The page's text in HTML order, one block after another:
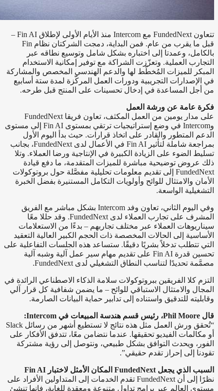
تتعاون FundedNext مع Intercom منذ الأيام الأولى لإطلاق Fin AI –
قبل ما يقرب من عام. فمن البداية، دمجت الشركتان نظام Fin
بالكامل، وعمدتا إلى اختباره بشكل شامل وتوسيع نطاقه عبر
التجارب العملية. وتعزّزت الشراكة مع توفير إمكانية الاستخدام
المبكر للميزات المُخطّط لها والدعم الهندسي المخصص والمشاركة
في الإصدارات التجريبية ودورات العمل المركّزة لمدة ستة أسابيع
من أجل المساعدة في إدخال تحسينات على المنتج قبل طرحه.
فكرة عامة عن ورشة العمل
على مدار يومين من العمل المكثف، تعاون فريقا FundedNext
وIntercom في وضع إستراتيجيات ترتقي بمستوى Fin AI‏ إلى مستوى
الدعم المتطور والقادر على اتخاذ قرارات. حيث بدأ اليوم الأول
بمراجعة شاملة لتأثير Fin AI‏ في الأعمال لدى FundedNext، بجانب
تسليط الضوء على الزيادة الكبيرة في الإنتاجية ورضا العملاء. وتلا
ذلك عروض توضيحية مباشرة للميزات المتقدمة، ما دفع قيادة
FundedNext إلى تقديم معلومات تحليلية مفصَّلة حول بروتوكولات
الأمان والامتثال للوائح وأولويات التكامل المستنيرة بفضل الخبرة
التشغيلية الواسعة.
وفي اليوم الثاني، تعاون وفد Intercom بشكل مباشر مع الفريق
المشرف على تجارب العملاء لدى FundedNext. وقد حللا معًا
سيناريوهات العملاء عبر مختلف تجاربهم – بدءًا من الاستعلامات
الأساسية إلى الحالات المخصصة ذات الحجم الكبير العالية التعقيد
التي تتطلب تدخلاً بشريًا دقيقًا. ستساعد هذه الجلسات التفاعلية على
تحسين قدرة Fin AI على تقديم مهام سير عمل آلية وشبه آلية
مصمَّمة تحديدًا لتناسب النطاق التشغيلي لدى FundedNext.
التزم كلا الفريقين ببروتوكولات سلامة الذكاء الاصطناعي الرائدة في
المجال والامتثال الاستباقي للوائح – ما يضمن شفافية كل قرار آلي
وقابليته للتدقيق واستناده إلى تدابير حماية البيانات الصارمة.
قال Phil Moore، رئيس قسم هندسة المبيعات في Intercom‏:
“تُحقق ورش العمل مثل هذه نتائج لا تستطيع أشهر من رسائل Slack
أو مكالمات الفيديو تحقيقها. عندما نتضامن معًا، تتدفق الأفكار على
الفور، ويحدث التوافق بشكل طبيعي، ونتوصل إلى رؤية مشتركة
تقودنا إلى إحراز تقدم حقيقي”.
السبب الذي يجعل FundedNext المكان الأمثل لاختبار Fin AI
نظرًا إلى أن FundedNext تقدم الخدمات إلى المتداولين الأفراد على
مستوى العالم عبر برامج تداول متنوعة ومعقدة للغاية، فإنها تنشئ